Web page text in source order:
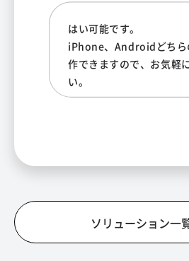
はい可能です。
iPhone、Androidどちら
作できますので、お気軽
い。
ソリューション一